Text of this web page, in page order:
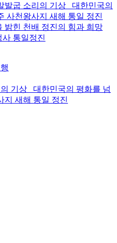
발굽 소리의 기상 _대한민국의
사천왕사지 새해 통일 정진
밝힌 천배 정진의 힘과 희망
사 통일정진
기상 _대한민국의 평화를 넘
지 새해 통일 정진